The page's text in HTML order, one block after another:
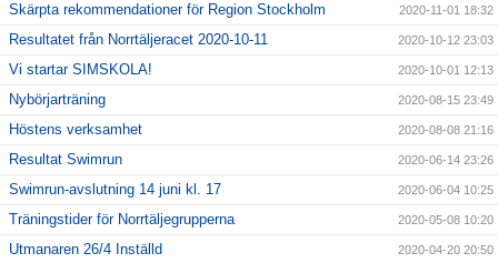
Skärpta rekommendationer för Region Stockholm 2020-11-01 18:32
Resultatet från Norrtäljeracet 2020-10-11 2020-10-12 23:03
Vi startar SIMSKOLA! 2020-10-01 12:13
Nybörjarträning 2020-08-15 23:49
Höstens verksamhet 2020-08-08 21:16
Resultat Swimrun 2020-06-14 23:26
Swimrun-avslutning 14 juni kl. 17 2020-06-04 10:25
Träningstider för Norrtäljegrupperna 2020-05-08 10:20
Utmanaren 26/4 Inställd 2020-04-20 20:50